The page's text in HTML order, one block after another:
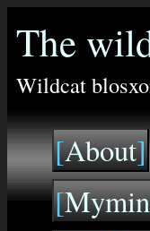
The
Wildcat
[About]
[